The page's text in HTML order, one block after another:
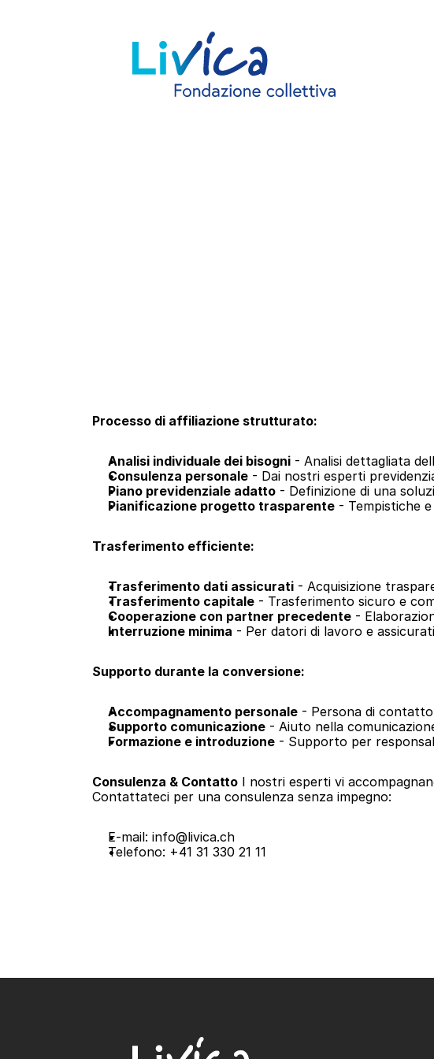
Processo di affiliazione strutturato:
Analisi individuale dei bisogni - Analisi dettagliata
Consulenza personale - Dai nostri esperti
Piano previdenziale adatto - Definizione di una
Pianificazione progetto trasparente - Tempistiche
Trasferimento efficiente:
Trasferimento dati assicurati - Acquisizione
Trasferimento capitale - Trasferimento sicuro e
Cooperazione con partner precedente -
Interruzione minima - Per datori di lavoro e assicurati
Supporto durante la conversione:
Accompagnamento personale - Persona di
Supporto comunicazione - Aiuto nella
Formazione e introduzione - Supporto per
Consulenza & Contatto I nostri esperti vi
Contattateci per una consulenza senza impegno:
E-mail: info@livica.ch
Telefono: +41 31 330 21 11